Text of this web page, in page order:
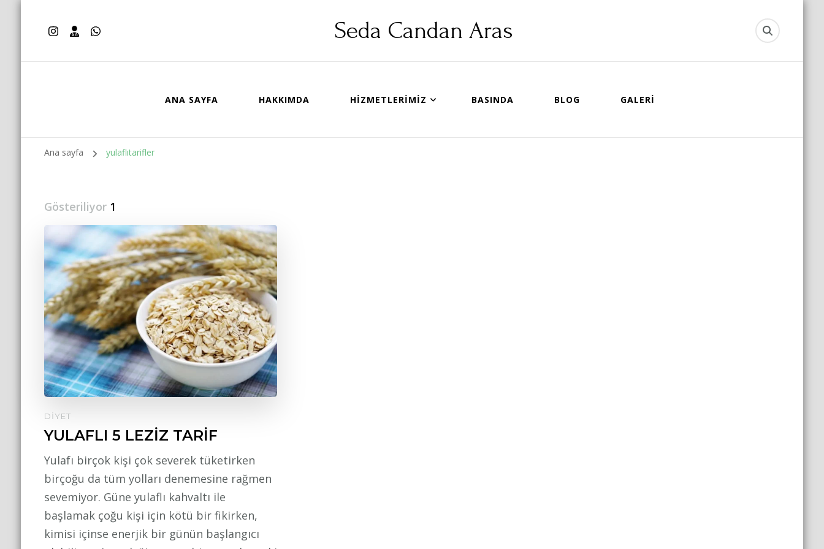
Seda Candan Aras
ANA SAYFA HAKKIMDA HIZMETLERIMIZ BASINDA BLOG GALERİ
Ana sayfa yulaflıtarifler
Gösteriliyor 1
DIYET
YULAFLI 5 LEZİZ TARİF
Yulafı birçok kişi çok severek tüketirken
birçoğu da tüm yolları denemesine rağmen
sevemiyor. Güne yulaflı kahvaltı ile
başlamak çoğu kişi için kötü bir fikirken,
kimisi içinse enerjik bir günün başlangıcı